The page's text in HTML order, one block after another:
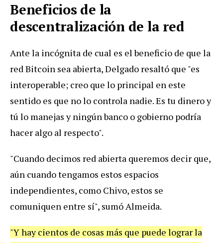
Beneficios de la
descentralización de la red
Ante la incógnita de cual es el beneficio de que la
red Bitcoin sea abierta, Delgado resaltó que "es
interoperable; creo que lo principal en este
sentido es que no lo controla nadie. Es tu dinero y
tú lo manejas y ningún banco o gobierno podría
hacer algo al respecto".
"Cuando decimos red abierta queremos decir que,
aún cuando tengamos estos espacios
independientes, como Chivo, estos se
comuniquen entre sí", sumó Almeida.
"Y hay cientos de cosas más que puede lograr la